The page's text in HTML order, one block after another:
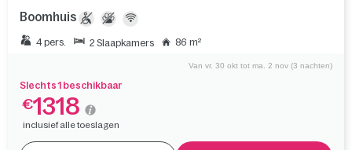
Boomhuis
4 pers. 2 Slaapkamers 86 m²
Slechts 1 beschikbaar
Van vr. 30 okt tot ma. 2 nov (3 nachten)
€1318
inclusief alle toeslagen